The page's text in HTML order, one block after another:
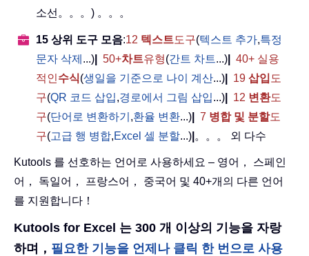
소선。。。) 。。。
15 상위 도구 모음:12 텍스트도구(텍스트 추가,특정
문자 삭제 ...) 50+차트유형(간트 차트...)
40+ 실용
적인수식(생일을 기준으로 나이 계산...) 19 삽입 도
구(QR 코드 삽입,경로에서 그림 삽입...) 12 변환도
구(단어로 변환하기 ,환율 변환...) 7 병합 및 분할도
구(고급 행 병합,Excel 셀 분할...) 。。。 외 다수
Kutools 를 선호하는 언어로 사용하세요 – 영어， 스페인
어， 독일어， 프랑스어， 중국어 및 40+개의 다른 언어
를 지원합니다！
Kutools for Excel 는 300 개 이상의 기능을 자랑
하며， 필요한 기능을 언제나 클릭 한 번으로 사용